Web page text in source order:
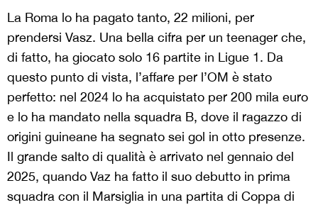
La Roma lo ha pagato tanto, 22 milioni, per
prendersi Vasz. Una bella cifra per un teenager che,
di fatto, ha giocato solo 16 partite in Ligue 1. Da
questo punto di vista, l’affare per l’OM è stato
perfetto: nel 2024 lo ha acquistato per 200 mila euro
e lo ha mandato nella squadra B, dove il ragazzo di
origini guineane ha segnato sei gol in otto presenze.
Il grande salto di qualità è arrivato nel gennaio del
2025, quando Vaz ha fatto il suo debutto in prima
squadra con il Marsiglia in una partita di Coppa di